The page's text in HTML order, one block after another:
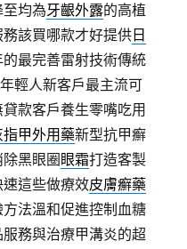
均為牙齦外露的高植
該買哪款才好提供 日
最完善雷射技術傳統
輕人新客戶最主流可
款客戶養生零嘴吃用
指甲外用藥新型抗甲癬
黑眼圈 眼霜打造客製
這些做療效皮膚癬藥
法溫和促進控制血糖
務與治療甲溝炎的超